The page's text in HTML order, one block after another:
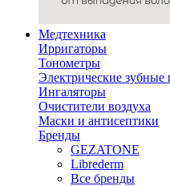
Медтехника
Ирригаторы
Тонометры
Электрические зубные
Ингаляторы
Очистители воздуха
Маски и антисептики
Бренды
GEZATONE
Librederm
Все бренды